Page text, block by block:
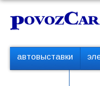
Перейти
контенту
р
автовыставки